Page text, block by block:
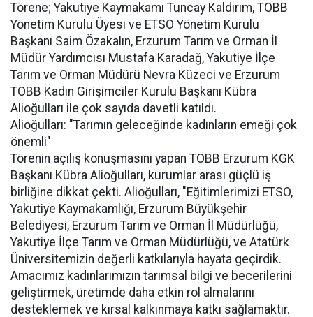
Törene; Yakutiye Kaymakamı Tuncay Kaldırım, TOBB
Yönetim Kurulu Üyesi ve ETSO Yönetim Kurulu
Başkanı Saim Özakalın, Erzurum Tarım ve Orman İl
Müdür Yardımcısı Mustafa Karadağ, Yakutiye İlçe
Tarım ve Orman Müdürü Nevra Küzeci ve Erzurum
TOBB Kadın Girişimciler Kurulu Başkanı Kübra
Alioğulları ile çok sayıda davetli katıldı.
Alioğulları: "Tarımın geleceğinde kadınların emeği çok
önemli"
Törenin açılış konuşmasını yapan TOBB Erzurum KGK
Başkanı Kübra Alioğulları, kurumlar arası güçlü iş
birliğine dikkat çekti. Alioğulları, "Eğitimlerimizi ETSO,
Yakutiye Kaymakamlığı, Erzurum Büyükşehir
Belediyesi, Erzurum Tarım ve Orman İl Müdürlüğü,
Yakutiye İlçe Tarım ve Orman Müdürlüğü, ve Atatürk
Üniversitemizin değerli katkılarıyla hayata geçirdik.
Amacımız kadınlarımızın tarımsal bilgi ve becerilerini
geliştirmek, üretimde daha etkin rol almalarını
desteklemek ve kırsal kalkınmaya katkı sağlamaktır.